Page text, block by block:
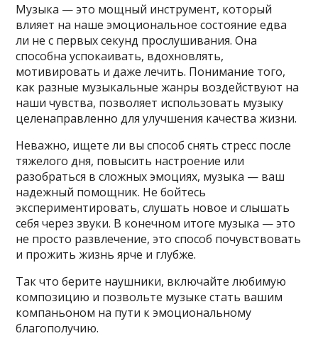
Музыка — это мощный инструмент, который
влияет на наше эмоциональное состояние едва
ли не с первых секунд прослушивания. Она
способна успокаивать, вдохновлять,
мотивировать и даже лечить. Понимание того,
как разные музыкальные жанры воздействуют на
наши чувства, позволяет использовать музыку
целенаправленно для улучшения качества жизни.
Неважно, ищете ли вы способ снять стресс после
тяжелого дня, повысить настроение или
разобраться в сложных эмоциях, музыка — ваш
надежный помощник. Не бойтесь
экспериментировать, слушать новое и слышать
себя через звуки. В конечном итоге музыка — это
не просто развлечение, это способ почувствовать
и прожить жизнь ярче и глубже.
Так что берите наушники, включайте любимую
композицию и позвольте музыке стать вашим
компаньоном на пути к эмоциональному
благополучию.